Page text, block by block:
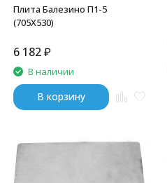
Плита Балезино П1-5
(705Х530)
6 182₽
В наличии
В корзину